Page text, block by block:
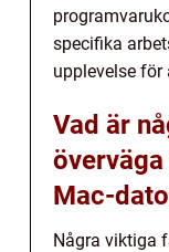
specifika
upplevelse för
Vad är
Mac-
Några viktiga